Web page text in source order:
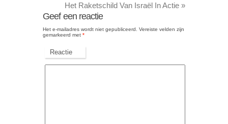
Het Raketschild Van Israël In Actie »
Geef een reactie
Het e-mailadres wordt niet gepubliceerd.
Vereiste velden zijn
gemarkeerd met *
Reactie